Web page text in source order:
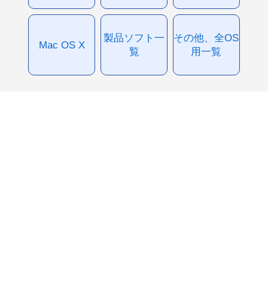
Mac OS X
製品ソフト一
覧
その他、全OS
用一覧